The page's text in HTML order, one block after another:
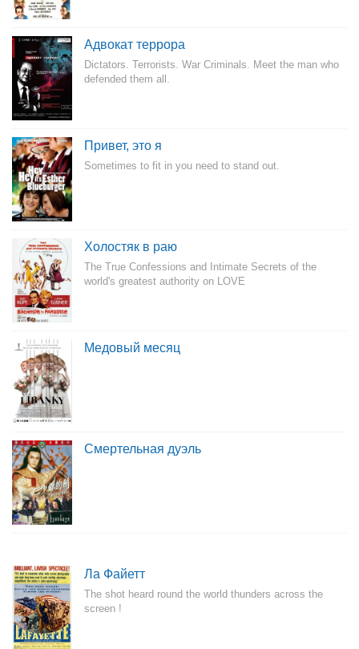
Адвокат террора
Dictators. Terrorists. War Criminals. Meet the man who
defended them all.
Привет, это я
Sometimes to fit in you need to stand out.
Холостяк в раю
The True Confessions and Intimate Secrets of the
world's greatest authority on LOVE
Медовый месяц
Смертельная дуэль
Ла Файетт
The shot heard round the world thunders across the
screen !